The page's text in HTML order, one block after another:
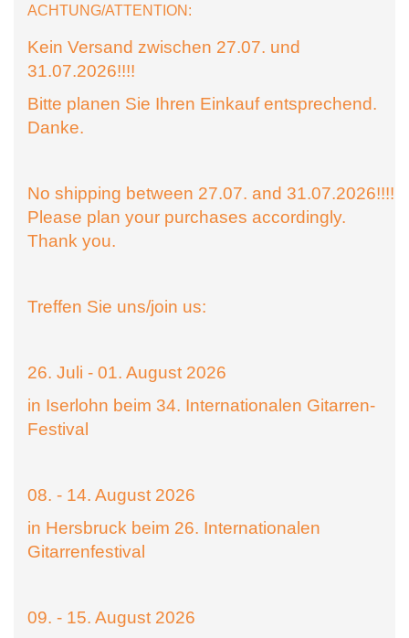
ACHTUNG/ATTENTION:
Kein Versand zwischen 27.07. und
31.07.2026!!!!
Bitte planen Sie Ihren Einkauf entsprechend.
Danke.
No shipping between 27.07. and 31.07.2026!!!!
Please plan your purchases accordingly.
Thank you.
Treffen Sie uns/join us:
26. Juli - 01. August 2026
in Iserlohn beim 34. Internationalen Gitarren-
Festival
08. - 14. August 2026
in Hersbruck beim 26. Internationalen
Gitarrenfestival
09. - 15. August 2026